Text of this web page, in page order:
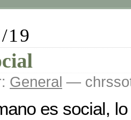
19
General —
es social,